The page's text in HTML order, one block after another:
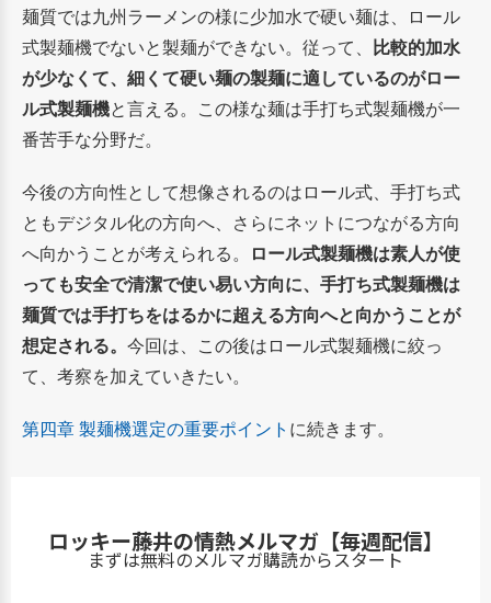
麺質では九州ラーメンの様に少加水で硬い麺は、ロール
式製麺機でないと製麺ができない。従って、 比較的加水
が少なくて、細くて硬い麺の製麺に適しているのがロー
ル式製麺機と言える。この様な麺は手打ち式製麺機が一
番苦手な分野だ。
今後の方向性として想像されるのはロール式、手打ち式
ともデジタル化の方向へ、さらにネットにつながる方向
へ向かうことが考えられる。
ロール式製麺機は素人が使
っても安全で清潔で使い易い方向に、手打ち式製麺機は
麺質では手打ちをはるかに超える方向へと向かうことが
想定される。 今回は、この後はロール式製麺機に絞っ
て、考察を加えていきたい。
第四章 製麺機選定の重要ポイント に続きます。
ロッキー藤井の情熱メルマガ【毎週配信】
まずは無料のメルマガ購読からスタート